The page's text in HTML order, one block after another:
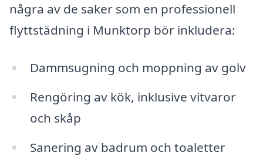
några av de saker som en professionell
flyttstädning i Munktorp bör inkludera:
Dammsugning och moppning av golv
Rengöring av kök, inklusive vitvaror
och skåp
Sanering av badrum och toaletter